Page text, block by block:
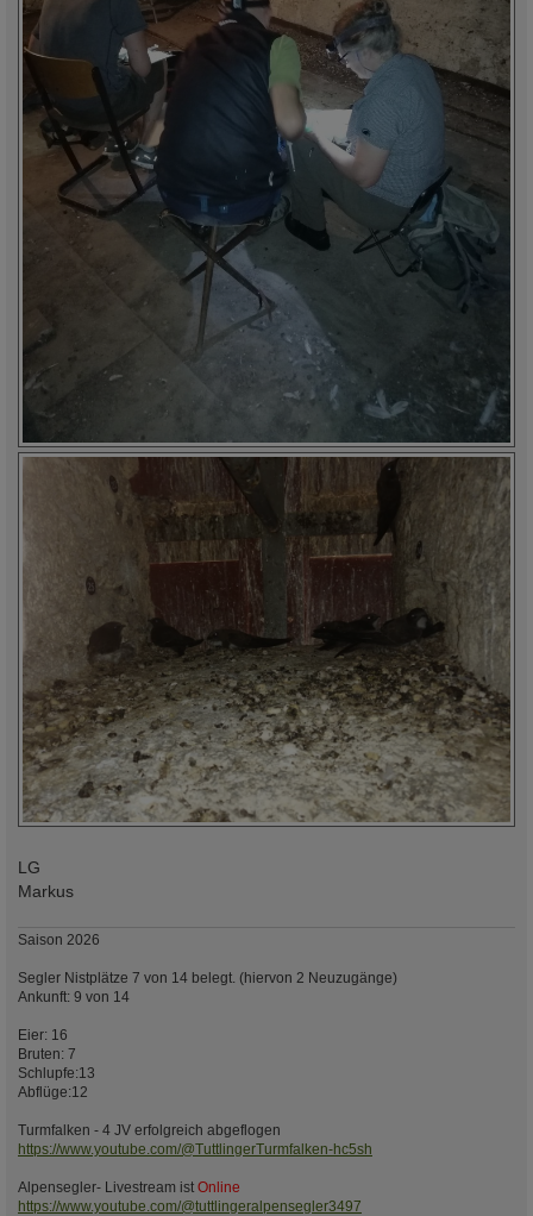
LG
Markus
Saison 2026
Segler Nistplätze 7 von 14 belegt. (hiervon 2 Neuzugänge)
Ankunft: 9 von 14
Eier: 16
Bruten: 7
Schlupfe:13
Abflüge:12
Turmfalken - 4 JV erfolgreich abgeflogen
https://www.youtube.com/@TuttlingerTurmfalken-hc5sh
Alpensegler- Livestream ist Online
https://www.youtube.com/@tuttlingeralpensegler3497